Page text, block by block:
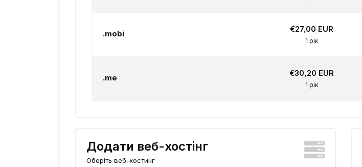
.mobi €27,00 EUR
1 рік
.me €30,20 EUR
1 рік
Додати веб-хостінг
Оберіть веб-хостинг